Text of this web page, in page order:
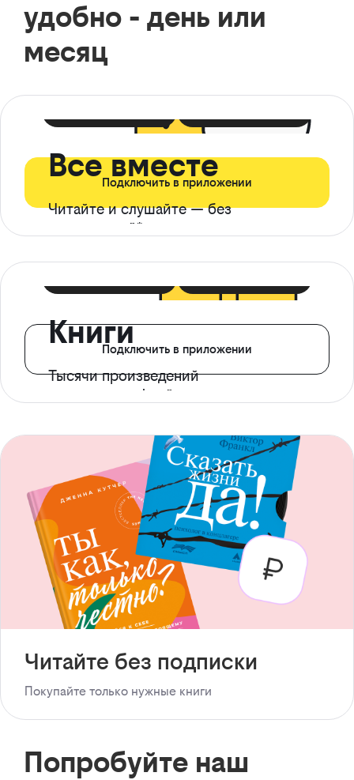
удобно - день или
месяц
Все вместе
Читайте и слушайте — без
ограничений*
Подключить в приложении
Книги
Тысячи произведений
с доступом офлайн
Подключить в приложении
Читайте без подписки
Покупайте только нужные книги
Попробуйте наш